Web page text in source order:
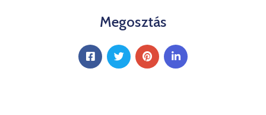
Megosztás